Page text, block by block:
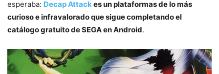
esperaba: Decap Attackes un plataformas de lo más
curioso e infravalorado que sigue completando el
catálogo gratuito de SEGA en Android.